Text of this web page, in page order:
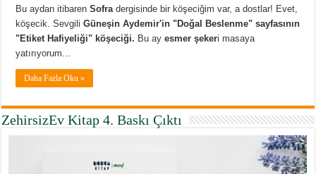
Bu aydan itibarenSofra dergisinde bir köşeciğim var, a dostlar! Evet,
köşecik. SevgiliGüneşin Aydemir'in "Doğal Beslenme" sayfasının
"Etiket Hafiyeliği" köşeciği. Bu ayesmer şekeri masaya
yatırıyorum...
Daha Fazla Oku »
ZehirsizEv Kitap 4. Baskı Çıktı